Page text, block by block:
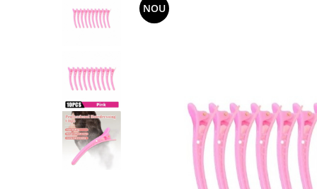
Portofele smart
Ingrijire personala
Articole Sanatate & Wellness
Cosmetice & Produse ingrijire
Parfumuri cu feromoni
NOU